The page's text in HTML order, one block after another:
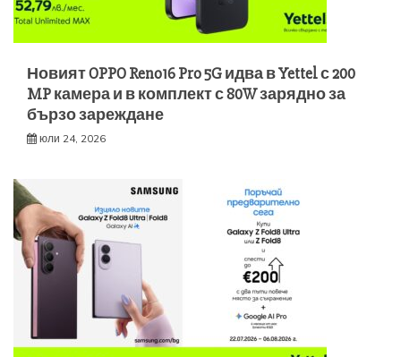
Новият OPPO Reno16 Pro 5G идва в Yettel с 200
MP камера и в комплект с 80W зарядно за
бързо зареждане
юли 24, 2026